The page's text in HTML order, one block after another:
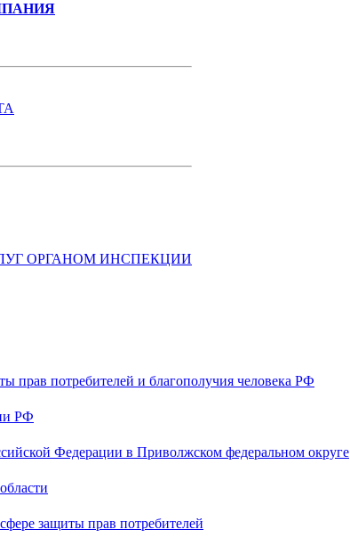
ОРГАНОМ ИНСПЕКЦИИ
прав потребителей и благополучия человека РФ
РФ
Федерации в Приволжском федеральном округе
защиты прав потребителей